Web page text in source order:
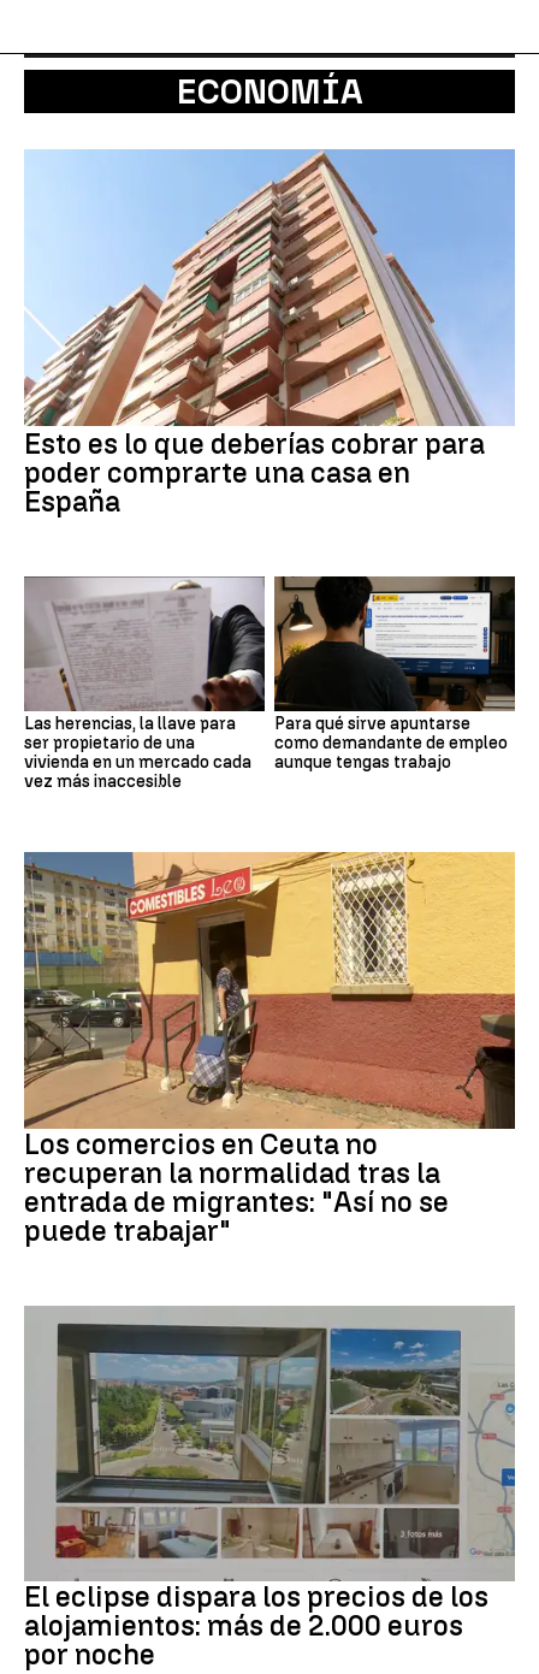
ECONOMÍA
Esto es lo que deberías cobrar para
poder comprarte una casa en
España
Las herencias, la llave para
ser propietario de una
vivienda en un mercado cada
vez más inaccesible
Para qué sirve apuntarse
como demandante de empleo
aunque tengas trabajo
Crisis migrantes
Los comercios en Ceuta no
recuperan la normalidad tras la
entrada de migrantes: "Así no se
puede trabajar"
Eclipse solar
El eclipse dispara los precios de los
alojamientos: más de 2.000 euros
por noche